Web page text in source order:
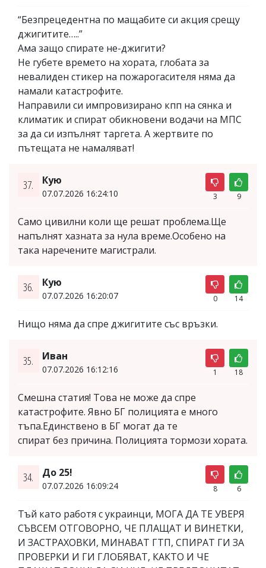
“Безпрецедентна по мащабите си акция срещу
джигитите…..”
Ама защо спирате не-джигити?
Не губете времето на хората, глобата за
невалиден стикер на пожарогасителя няма да
намали катастрофите.
Направили си импровизирано кпп на сянка и
климатик и спират обикновени водачи на МПС
за да си изпълнят таргета. А жертвите по
пътещата не намаляват!
37. Кую
07.07.2026 16:24:10 3 9
Само цивилни коли ще решат проблема.Ще
напълнят хазната за нула време.Особено на
така наречените магистрали.
36. Кую
07.07.2026 16:20:07 0 14
Нищо няма да спре джигитите със връзки.
35. Иван
07.07.2026 16:12:16 1 18
Смешна статия! Това не може да спре
катастрофите. Явно БГ полицията е много
тъпа.Единствено в БГ могат да те
спират без причина. Полицията тормози хората.
34. До 25!
07.07.2026 16:09:24 8 6
Тъй като работя с украинци, МОГА ДА ТЕ УВЕРЯ
СЪВСЕМ ОТГОВОРНО, ЧЕ ПЛАЩАТ И ВИНЕТКИ,
И ЗАСТРАХОВКИ, МИНАВАТ ГТП, СПИРАТ ГИ ЗА
ПРОВЕРКИ И ГИ ГЛОБЯВАТ, КАКТО И ЧЕ